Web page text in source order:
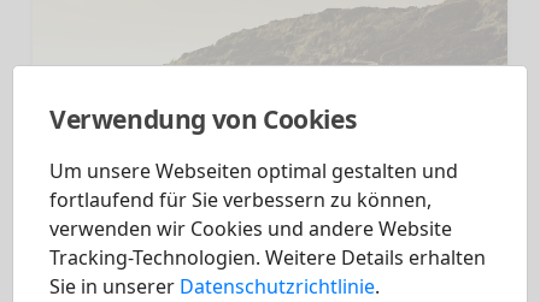
Verwendung von Cookies
Um unsere Webseiten optimal gestalten und
fortlaufend für Sie verbessern zu können,
verwenden wir Cookies und andere Website
Tracking-Technologien. Weitere Details erhalten
Sie in unserer Datenschutzrichtlinie.